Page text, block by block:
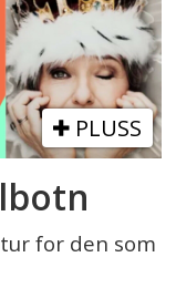
PLUSS
for den som